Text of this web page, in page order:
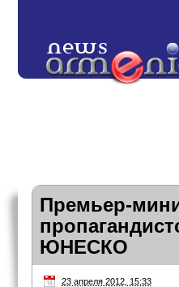
Премьер-
ЮНЕСКО
23 апреля 2012, 15:33